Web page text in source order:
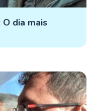
dia mais